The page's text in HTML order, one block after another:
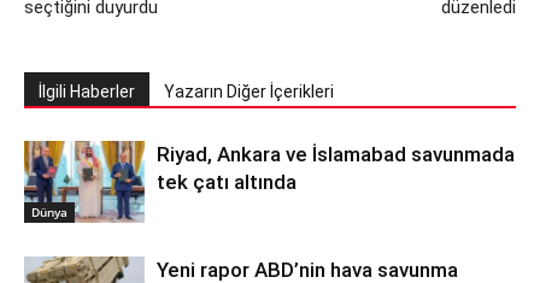
seçtiğini duyurdu
düzenledi
İlgili Haberler Yazarın Diğer İçerikleri
Dünya
Riyad, Ankara ve İslamabad savunmada
tek çatı altında
Yeni rapor ABD’nin hava savunma